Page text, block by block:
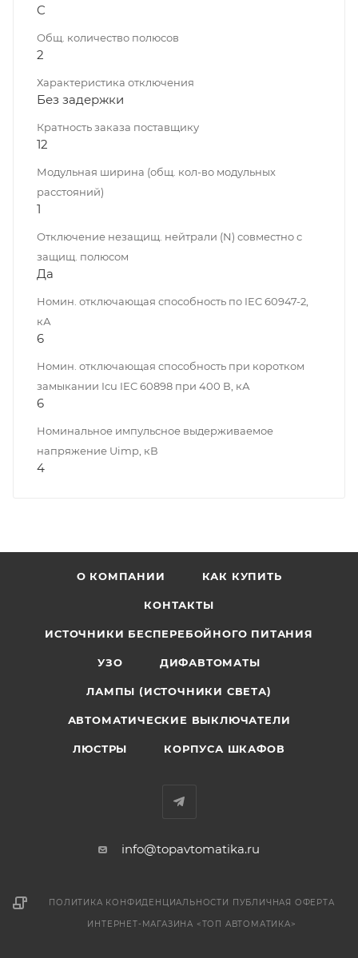
C
Общ. количество полюсов
2
Характеристика отключения
Без задержки
Кратность заказа поставщику
12
Модульная ширина (общ. кол-во модульных
расстояний)
1
Отключение незащищ. нейтрали (N) совместно с
защищ. полюсом
Да
Номин. отключающая способность по IEC 60947-2,
кА
6
Номин. отключающая способность при коротком
замыкании Icu IEC 60898 при 400 В, кА
6
Номинальное импульсное выдерживаемое
напряжение Uimp, кВ
4
О КОМПАНИИ КАК КУПИТЬ
КОНТАКТЫ
ИСТОЧНИКИ БЕСПЕРЕБОЙНОГО ПИТАНИЯ
УЗО ДИФАВТОМАТЫ
ЛАМПЫ (ИСТОЧНИКИ СВЕТА)
АВТОМАТИЧЕСКИЕ ВЫКЛЮЧАТЕЛИ
ЛЮСТРЫ КОРПУСА ШКАФОВ
info@topavtomatika.ru
ПОЛИТИКА КОНФИДЕНЦИАЛЬНОСТИ ПУБЛИЧНАЯ ОФЕРТА
ИНТЕРНЕТ-МАГАЗИНА <ТОП АВТОМАТИКА>